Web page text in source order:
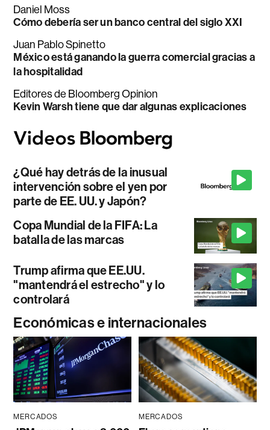
Daniel Moss
Cómo debería ser un banco central del siglo XXI
Juan Pablo Spinetto
México está ganando la guerra comercial gracias a
la hospitalidad
Editores de Bloomberg Opinion
Kevin Warsh tiene que dar algunas explicaciones
¿Qué hay detrás de la inusual
intervención sobre el yen por
parte de EE. UU. y Japón?
Copa Mundial de la FIFA: La
batalla de las marcas
Trump afirma que EE.UU.
"mantendrá el estrecho" y lo
controlará
Económicas e internacionales
MERCADOS MERCADOS